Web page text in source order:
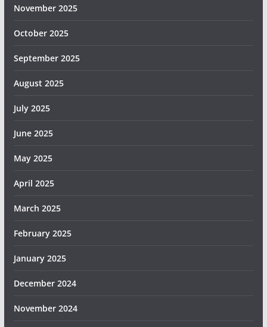
November 2025
October 2025
September 2025
August 2025
July 2025
June 2025
May 2025
April 2025
March 2025
February 2025
January 2025
December 2024
November 2024